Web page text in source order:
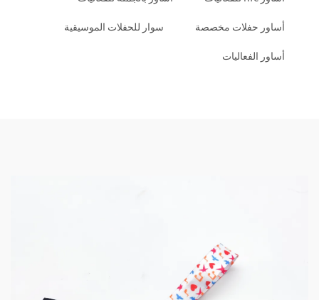
أساور حفلات مخصصة سوار للحفلات الموسيقية
أساور الفعاليات